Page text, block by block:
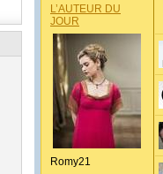
L’AUTEUR DU
JOUR
Romy21